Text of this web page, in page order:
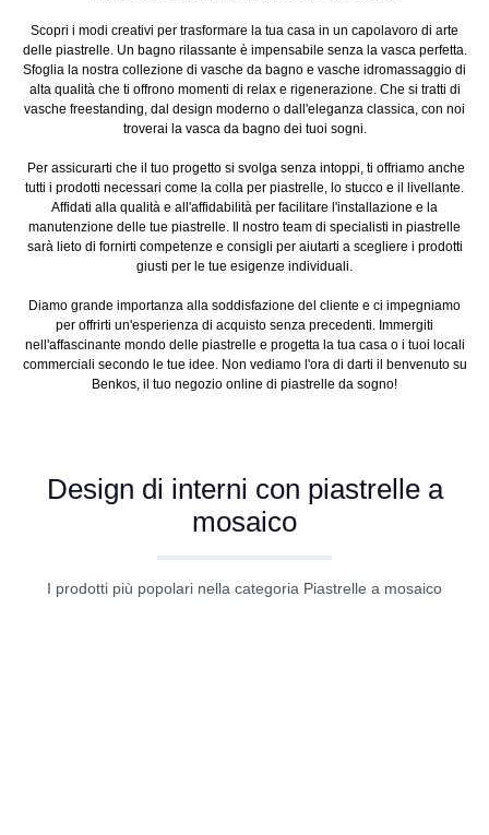
Scopri i modi creativi per trasformare la tua casa in un capolavoro di arte
delle piastrelle. Un bagno rilassante è impensabile senza la vasca perfetta.
Sfoglia la nostra collezione di vasche da bagno e vasche idromassaggio di
alta qualità che ti offrono momenti di relax e rigenerazione. Che si tratti di
vasche freestanding, dal design moderno o dall'eleganza classica, con noi
troverai la vasca da bagno dei tuoi sogni.
Per assicurarti che il tuo progetto si svolga senza intoppi, ti offriamo anche
tutti i prodotti necessari come la colla per piastrelle, lo stucco e il livellante.
Affidati alla qualità e all'affidabilità per facilitare l'installazione e la
manutenzione delle tue piastrelle. Il nostro team di specialisti in piastrelle
sarà lieto di fornirti competenze e consigli per aiutarti a scegliere i prodotti
giusti per le tue esigenze individuali.
Diamo grande importanza alla soddisfazione del cliente e ci impegniamo
per offrirti un'esperienza di acquisto senza precedenti. Immergiti
nell'affascinante mondo delle piastrelle e progetta la tua casa o i tuoi locali
commerciali secondo le tue idee. Non vediamo l'ora di darti il benvenuto su
Benkos, il tuo negozio online di piastrelle da sogno!
Design di interni con piastrelle a
mosaico
I prodotti più popolari nella categoria Piastrelle a mosaico